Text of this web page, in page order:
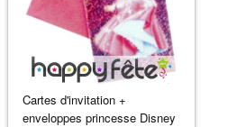
Cartes d'invitation +
enveloppes princesse Disney